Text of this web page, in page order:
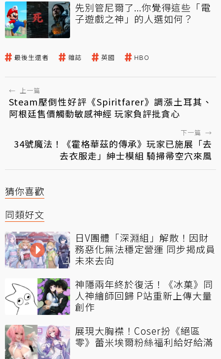
先別管尼爾了...你覺得這些「電
子遊戲之神」的人選如何？
最後生還者 雜誌 英國 HBO
← 上一篇
Steam壓倒性好評《Spiritfarer》調漲土耳其、
阿根廷售價觸動敏感神經 玩家負評批貪心
下一篇 →
34號魔法！《霍格華茲的傳承》玩家已施展「去
去衣服走」紳士模組 騎掃帚空穴來風
猜你喜歡
同類好文
日V團體「深淵組」解散！因財
務惡化無法穩定營運 同步揭成員
未來去向
神隱兩年終於復活！《冰菓》同
人神繪師回歸 P站重新上傳大量
創作
展現大胸襟！Coser扮《絕區
零》蕾米埃爾粉絲福利給好給滿